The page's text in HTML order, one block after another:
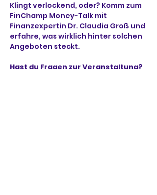
Klingt verlockend, oder? Komm zum
FinChamp Money-Talk mit
Finanzexpertin Dr. Claudia Groß und
erfahre, was wirklich hinter solchen
Angeboten steckt.
Hast du Fragen zur Veranstaltung?